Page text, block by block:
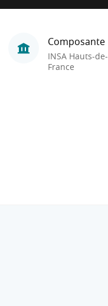
Composante
INSA Hauts-de-
France